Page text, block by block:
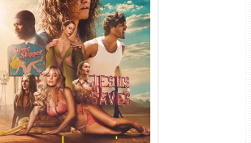
Euphoria 3ª Temporada
(2026) WEB-DL 1080p
Dual Áudio